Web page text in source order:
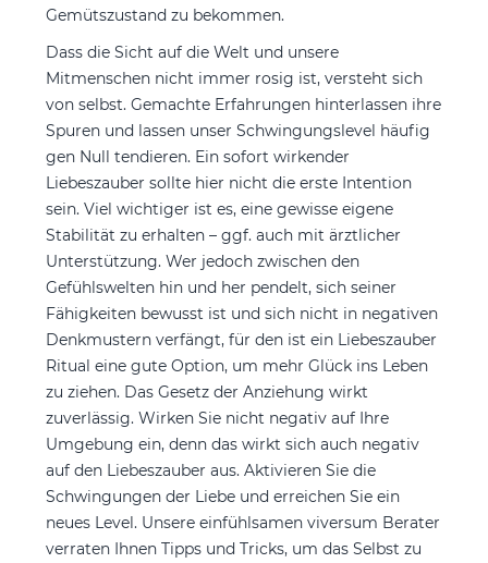
Gemütszustand zu bekommen.
Dass die Sicht auf die Welt und unsere
Mitmenschen nicht immer rosig ist, versteht sich
von selbst. Gemachte Erfahrungen hinterlassen ihre
Spuren und lassen unser Schwingungslevel häufig
gen Null tendieren. Ein sofort wirkender
Liebeszauber sollte hier nicht die erste Intention
sein. Viel wichtiger ist es, eine gewisse eigene
Stabilität zu erhalten – ggf. auch mit ärztlicher
Unterstützung. Wer jedoch zwischen den
Gefühlswelten hin und her pendelt, sich seiner
Fähigkeiten bewusst ist und sich nicht in negativen
Denkmustern verfängt, für den ist ein Liebeszauber
Ritual eine gute Option, um mehr Glück ins Leben
zu ziehen. Das Gesetz der Anziehung wirkt
zuverlässig. Wirken Sie nicht negativ auf Ihre
Umgebung ein, denn das wirkt sich auch negativ
auf den Liebeszauber aus. Aktivieren Sie die
Schwingungen der Liebe und erreichen Sie ein
neues Level. Unsere einfühlsamen viversum Berater
verraten Ihnen Tipps und Tricks, um das Selbst zu